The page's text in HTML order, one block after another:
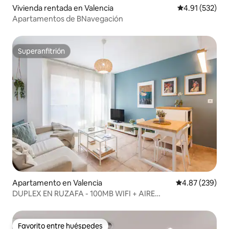
Vivienda rentada en Valencia Calificación
4.91 (532)
Apartamentos de BNavegación
Superanfitrión
Superanfitrión
Apartamento en Valencia Calificación
4.87 (239)
DUPLEX EN RUZAFA - 100MB WIFI + AIRE
Favorito entre huéspedes